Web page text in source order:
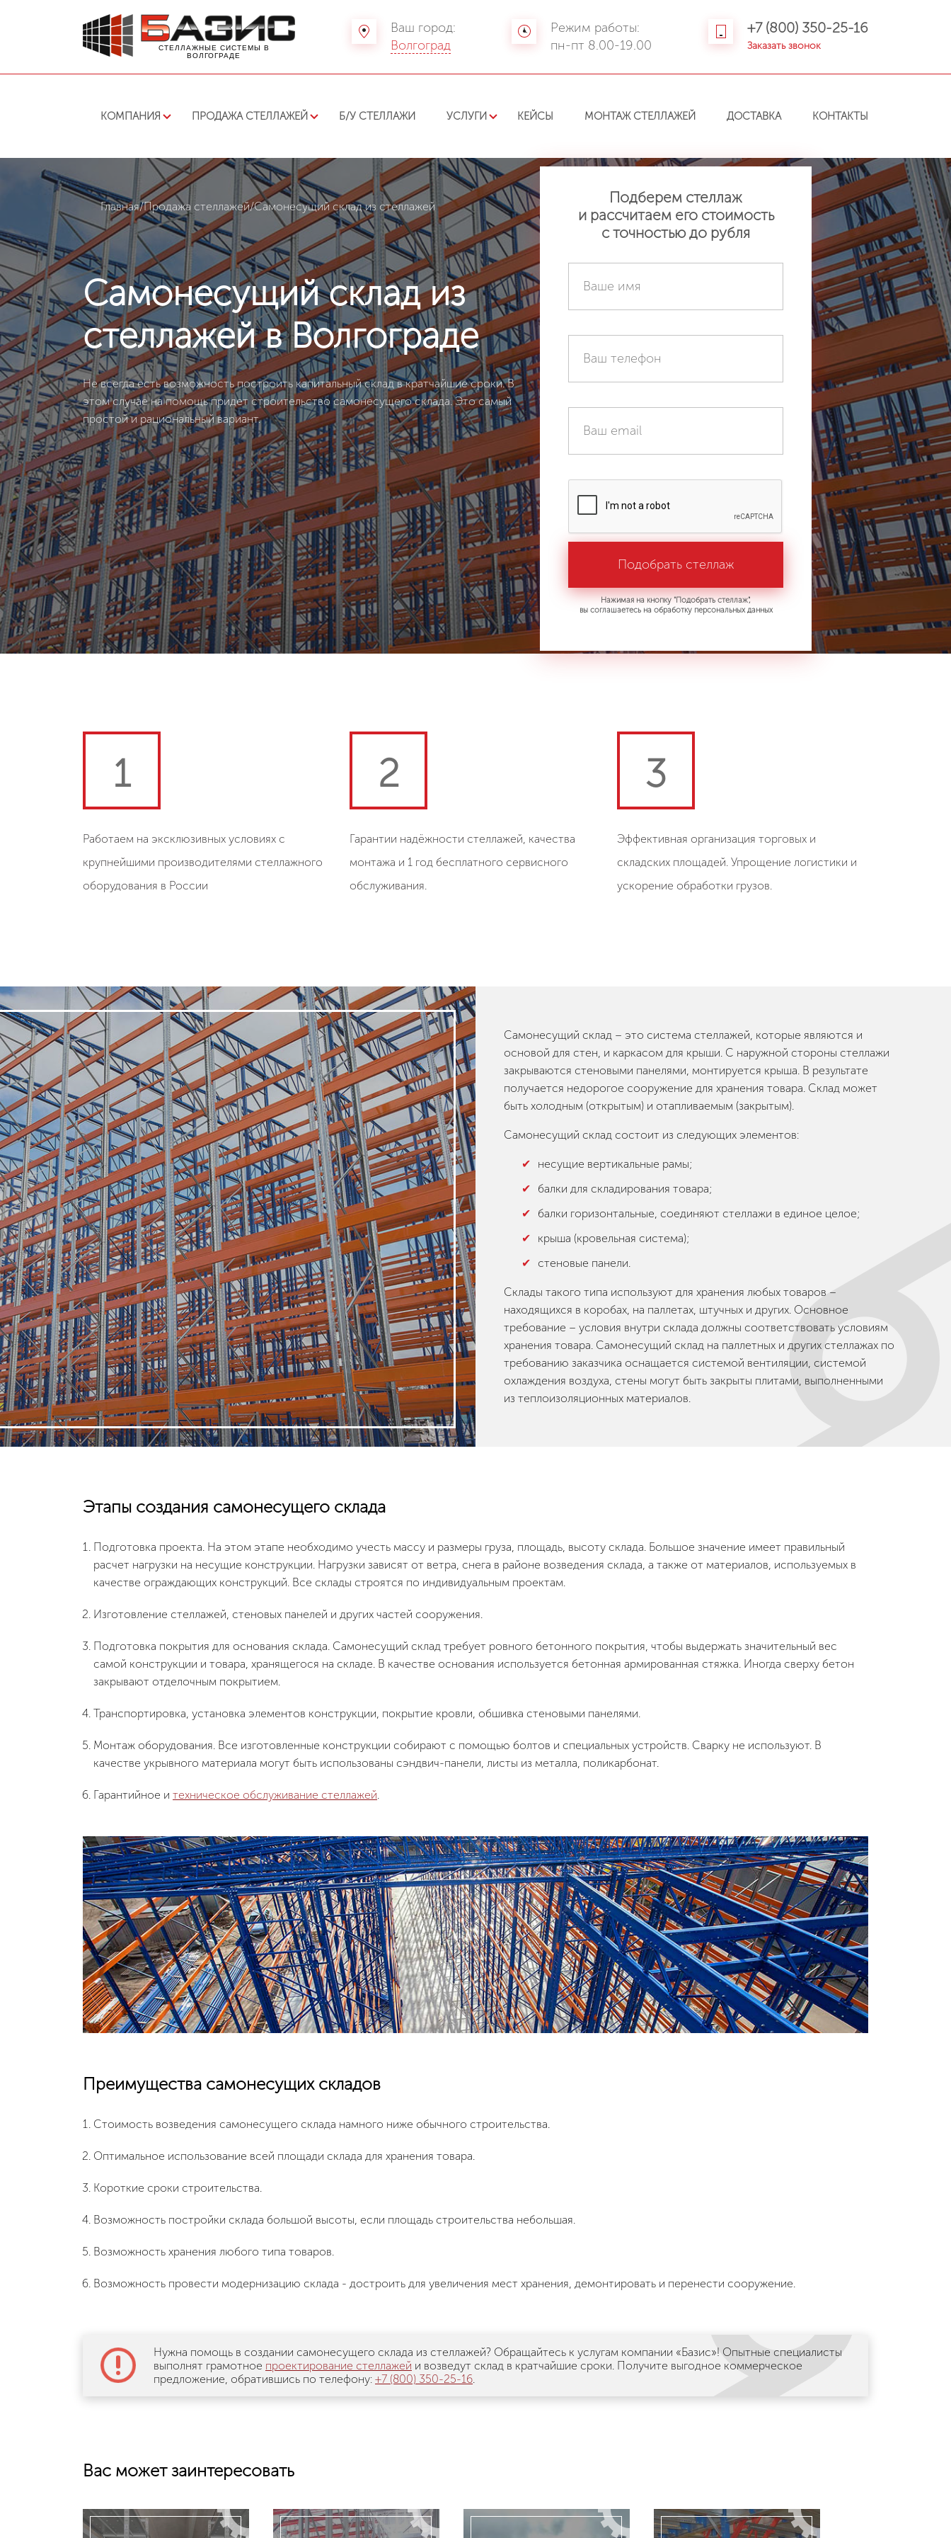
СТЕЛЛАЖНЫЕ СИСТЕМЫ В
ВОЛГОГРАДЕ
Ваш город:
Волгоград
Режим работы:
пн-пт 8.00-19.00
+7 (800) 350-25-16
Заказать звонок
КОМПАНИЯ ПРОДАЖА СТЕЛЛАЖЕЙ Б/У СТЕЛЛАЖИ УСЛУГИ КЕЙСЫ МОНТАЖ СТЕЛЛАЖЕЙ ДОСТАВКА КОНТАКТЫ
Главная/Продажа стеллажей/Самонесущий склад из стеллажей
Самонесущий склад из
стеллажей в Волгограде
Не всегда есть возможность построить капитальный склад в кратчайшие сроки. В
этом случае на помощь придет строительство самонесущего склада. Это самый
простой и рациональный вариант.
Подберем стеллаж
и рассчитаем его стоимость
с точностью до рубля
Нажимая на кнопку "Подобрать стеллаж",
вы соглашаетесь на обработку персональных данных
1
Работаем на эксклюзивных условиях с
крупнейшими производителями стеллажного
оборудования в России
2
Гарантии надёжности стеллажей, качества
монтажа и 1 год бесплатного сервисного
обслуживания.
3
Эффективная организация торговых и
складских площадей. Упрощение логистики и
ускорение обработки грузов.
Самонесущий склад – это система стеллажей, которые являются и
основой для стен, и каркасом для крыши. С наружной стороны стеллажи
закрываются стеновыми панелями, монтируется крыша. В результате
получается недорогое сооружение для хранения товара. Склад может
быть холодным (открытым) и отапливаемым (закрытым).
Самонесущий склад состоит из следующих элементов:
несущие вертикальные рамы;
балки для складирования товара;
балки горизонтальные, соединяют стеллажи в единое целое;
крыша (кровельная система);
стеновые панели.
Склады такого типа используют для хранения любых товаров –
находящихся в коробах, на паллетах, штучных и других. Основное
требование – условия внутри склада должны соответствовать условиям
хранения товара. Самонесущий склад на паллетных и других стеллажах по
требованию заказчика оснащается системой вентиляции, системой
охлаждения воздуха, стены могут быть закрыты плитами, выполненными
из теплоизоляционных материалов.
Этапы создания самонесущего склада
Подготовка проекта. На этом этапе необходимо учесть массу и размеры груза, площадь, высоту склада. Большое значение имеет правильный
расчет нагрузки на несущие конструкции. Нагрузки зависят от ветра, снега в районе возведения склада, а также от материалов, используемых в
качестве ограждающих конструкций. Все склады строятся по индивидуальным проектам.
Изготовление стеллажей, стеновых панелей и других частей сооружения.
Подготовка покрытия для основания склада. Самонесущий склад требует ровного бетонного покрытия, чтобы выдержать значительный вес
самой конструкции и товара, хранящегося на складе. В качестве основания используется бетонная армированная стяжка. Иногда сверху бетон
закрывают отделочным покрытием.
Транспортировка, установка элементов конструкции, покрытие кровли, обшивка стеновыми панелями.
Монтаж оборудования. Все изготовленные конструкции собирают с помощью болтов и специальных устройств. Сварку не используют. В
качестве укрывного материала могут быть использованы сэндвич-панели, листы из металла, поликарбонат.
Гарантийное и техническое обслуживание стеллажей.
Преимущества самонесущих складов
Стоимость возведения самонесущего склада намного ниже обычного строительства.
Оптимальное использование всей площади склада для хранения товара.
Короткие сроки строительства.
Возможность постройки склада большой высоты, если площадь строительства небольшая.
Возможность хранения любого типа товаров.
Возможность провести модернизацию склада - достроить для увеличения мест хранения, демонтировать и перенести сооружение.
Нужна помощь в создании самонесущего склада из стеллажей? Обращайтесь к услугам компании «Базис»! Опытные специалисты
выполнят грамотное проектирование стеллажей и возведут склад в кратчайшие сроки. Получите выгодное коммерческое
предложение, обратившись по телефону: +7 (800) 350-25-16
Вас может заинтересовать